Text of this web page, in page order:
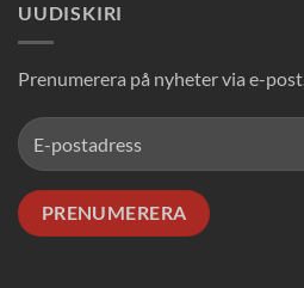
UUDISKIRI
Prenumerera på nyheter via e-post.